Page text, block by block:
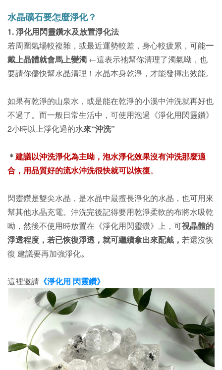
水晶礦石要怎麼淨化？
1. 淨化用閃靈鑽水及放置淨化法
若周圍氣場較複雜，或最近運勢較差，身心較疲累，可能一
戴上晶體就會馬上變濁 ←這表示祂幫你清理了濁氣呦，也
要請你儘快幫水晶清理！ 水晶本身乾淨，才能發揮出效能。
如果有乾淨的山泉水，或是能在乾淨的小溪中沖洗就再好也
不過了。而一般日常生活中， 可使用泡過《淨化用閃靈鑽》
2小時以上淨化過的水來“沖洗”
＊建議以沖洗淨化為主呦，泡水淨化效果沒有沖洗那麼適
合， 用品質好的流水沖洗很快就可以恢復。
閃靈鑽是雙尖水晶，是水晶中最擅長淨化的水晶，也可用來
幫其他水晶充電。沖洗完後記得要用乾淨柔軟的布將水吸乾
呦，然後不使用時放置在 《淨化用閃靈鑽》上 ，可視晶體的
淨透程度，若已恢復淨透，就可繼續拿出來配戴， 若還沒恢
復 建議要再加強淨化。
這裡邀請 《淨化用 閃靈鑽》